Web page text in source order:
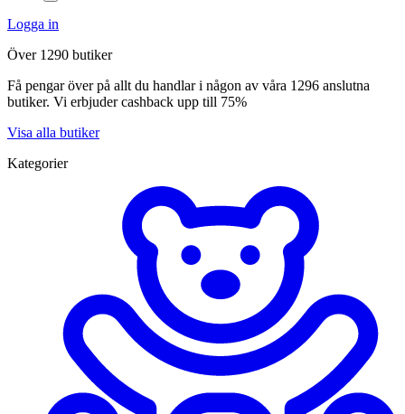
Logga in
Över 1290 butiker
Få pengar över på allt du handlar i någon av våra 1296 anslutna
butiker. Vi erbjuder cashback upp till 75%
Visa alla butiker
Kategorier